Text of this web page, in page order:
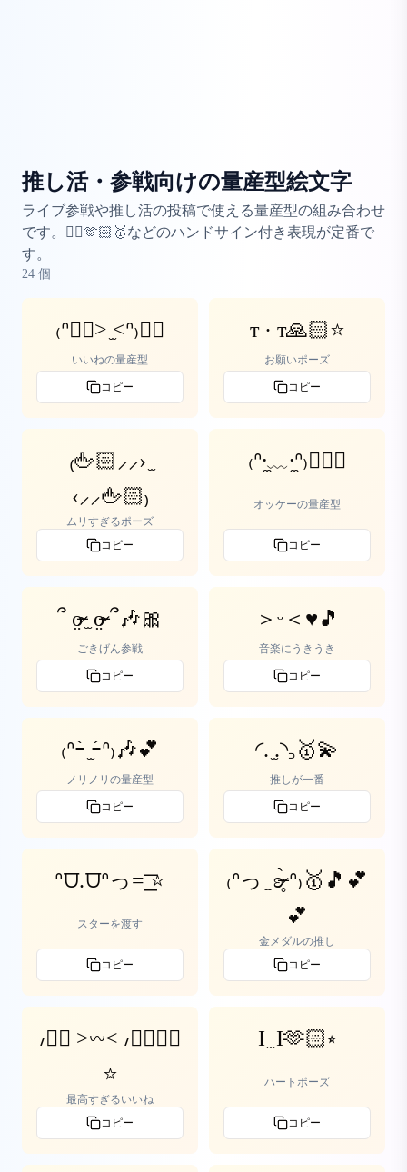
推し活・参戦向けの量産型絵文字
ライブ参戦や推し活の投稿で使える量産型の組み合わせ
です。👍🏻🫶🏻🥇などのハンドサイン付き表現が定番で
す。
24 個
₍ᐢ👍🏻> ̫<ᐢ₎👍🏻
いいねの量産型
コピー
т · т🙏🏻⭐️
お願いポーズ
コピー
‪₍🖕🏻⸝⸝› ̫
‹⸝⸝🖕🏻₎‬
ムリすぎるポーズ
コピー
₍ᐢ⸱̼﹏⸱̼ᐢ₎👌🏻💕
オッケーの量産型
コピー
՞ o̴̶̷̤ ̫ o̴̶̷̤ ՞🎶🎀
ごきげん参戦
コピー
＞ᵕ＜♥️🎵
音楽にうきうき
コピー
₍ᐢｰ̀ ̫ｰ́ᐢ₎🎶💕
ノリノリの量産型
コピー
◜. ̫.◝꜆🥇💫
推しが一番
コピー
ᐢ⩌.⩌ᐢっ=͟͟͞͞ ⭐️
スターを渡す
コピー
₍ᐢっ ̫ ʚ̴̶̷̥̀ ᐢ₎🥇🎵💕
💕
金メダルの推し
コピー
៸៸᳐ >𖥦< ៸៸᳐👍🏻
⭐️
最高すぎるいいね
コピー
І ̫ І🫶🏻⭒
ハートポーズ
コピー